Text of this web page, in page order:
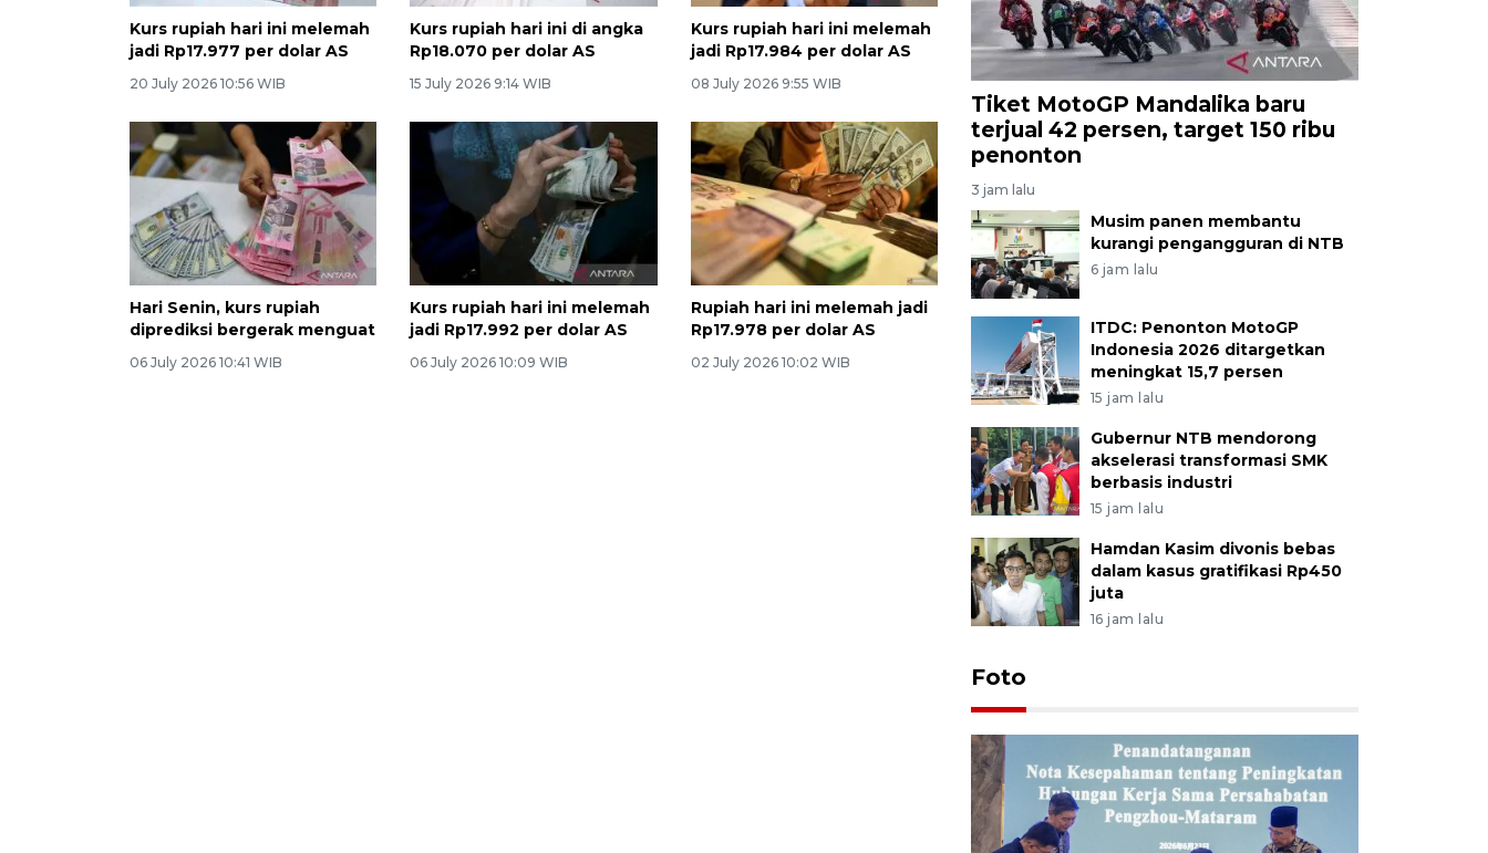
Kurs rupiah hari ini melemah
jadi Rp17.977 per dolar AS
20 July 2026 10:56 WIB
Kurs rupiah hari ini di angka
Rp18.070 per dolar AS
15 July 2026 9:14 WIB
Kurs rupiah hari ini melemah
jadi Rp17.984 per dolar AS
08 July 2026 9:55 WIB
Hari Senin, kurs rupiah
diprediksi bergerak menguat
06 July 2026 10:41 WIB
Kurs rupiah hari ini melemah
jadi Rp17.992 per dolar AS
06 July 2026 10:09 WIB
Rupiah hari ini melemah jadi
Rp17.978 per dolar AS
02 July 2026 10:02 WIB
Tiket MotoGP Mandalika baru
terjual 42 persen, target 150 ribu
penonton
3 jam lalu
Musim panen membantu
kurangi pengangguran di NTB
6 jam lalu
ITDC: Penonton MotoGP
Indonesia 2026 ditargetkan
meningkat 15,7 persen
15 jam lalu
Gubernur NTB mendorong
akselerasi transformasi SMK
berbasis industri
15 jam lalu
Hamdan Kasim divonis bebas
dalam kasus gratifikasi Rp450
juta
16 jam lalu
Foto